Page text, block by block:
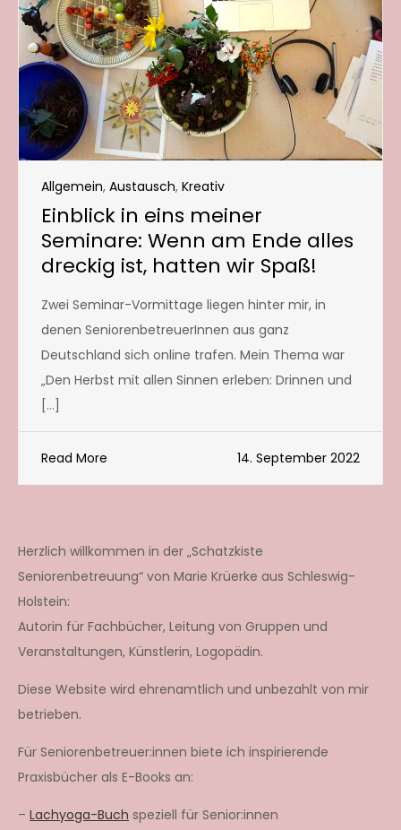
Allgemein, Austausch, Kreativ
Einblick in eins meiner
Seminare: Wenn am Ende alles
dreckig ist, hatten wir Spaß!
Zwei Seminar-Vormittage liegen hinter mir, in
denen SeniorenbetreuerInnen aus ganz
Deutschland sich online trafen. Mein Thema war
„Den Herbst mit allen Sinnen erleben: Drinnen und
[…]
Read More 14. September 2022
Herzlich willkommen in der „Schatzkiste
Seniorenbetreuung“ von Marie Krüerke aus Schleswig-
Holstein:
Autorin für Fachbücher, Leitung von Gruppen und
Veranstaltungen, Künstlerin, Logopädin.
Diese Website wird ehrenamtlich und unbezahlt von mir
betrieben.
Für Seniorenbetreuer:innen biete ich inspirierende
Praxisbücher als E-Books an:
– Lachyoga-Buch speziell für Senior:innen